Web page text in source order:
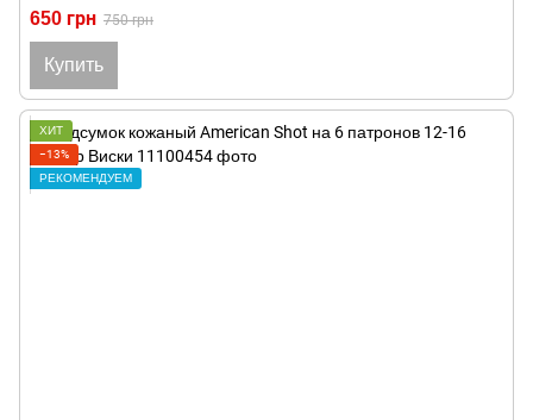
650 грн 750 грн
Купить
ХИТ
−13%
РЕКОМЕНДУЕМ